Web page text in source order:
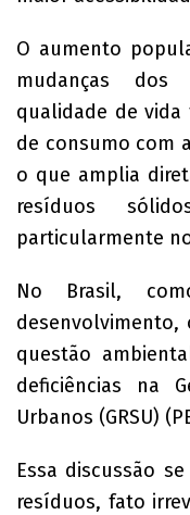
O aumento
mudanças
qualidade de vida
de consumo com
o que amplia
resíduos
particularmente
No Brasil,
desenvolvimento,
questão
deficiências na
Urbanos (GRSU)
Essa discussão
resíduos, fato